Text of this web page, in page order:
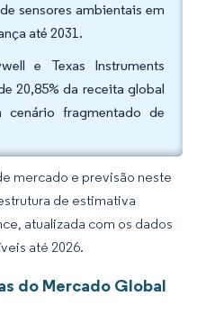
sensores ambientais em
até 2031.
e Texas Instruments
20,85% da receita global
cenário fragmentado de
mercado e previsão neste
de estimativa
atualizada com os dados
até 2026.
do Mercado Global